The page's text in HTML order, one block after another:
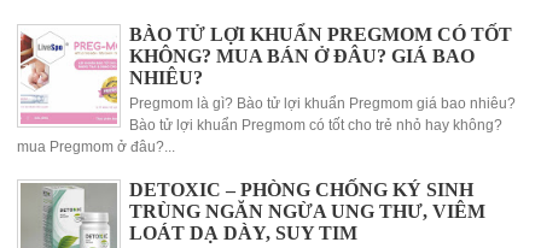
BÀO TỬ LỢI KHUẨN PREGMOM CÓ TỐT
KHÔNG? MUA BÁN Ở ĐÂU? GIÁ BAO
NHIÊU?
Pregmom là gì? Bào tử lợi khuẩn Pregmom giá bao nhiêu?
Bào tử lợi khuẩn Pregmom có tốt cho trẻ nhỏ hay không?
mua Pregmom ở đâu?...
DETOXIC – PHÒNG CHỐNG KÝ SINH
TRÙNG NGĂN NGỪA UNG THƯ, VIÊM
LOÁT DẠ DÀY, SUY TIM